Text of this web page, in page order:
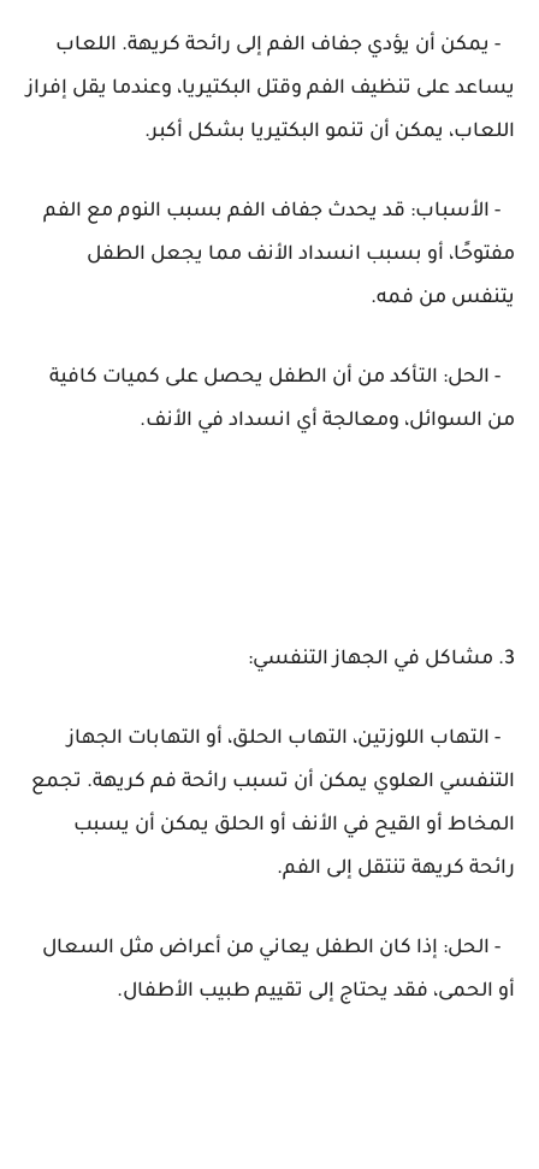
- يمكن أن يؤدي جفاف الفم إلى رائحة كريهة. اللعاب
يساعد على تنظيف الفم وقتل البكتيريا، وعندما يقل إفراز
اللعاب، يمكن أن تنمو البكتيريا بشكل أكبر.
- الأسباب: قد يحدث جفاف الفم بسبب النوم مع الفم
مفتوحًا، أو بسبب انسداد الأنف مما يجعل الطفل
يتنفس من فمه.
- الحل: التأكد من أن الطفل يحصل على كميات كافية
من السوائل، ومعالجة أي انسداد في الأنف.
3. مشاكل في الجهاز التنفسي:
- التهاب اللوزتين، التهاب الحلق، أو التهابات الجهاز
التنفسي العلوي يمكن أن تسبب رائحة فم كريهة. تجمع
المخاط أو القيح في الأنف أو الحلق يمكن أن يسبب
رائحة كريهة تنتقل إلى الفم.
- الحل: إذا كان الطفل يعاني من أعراض مثل السعال
أو الحمى، فقد يحتاج إلى تقييم طبيب الأطفال.